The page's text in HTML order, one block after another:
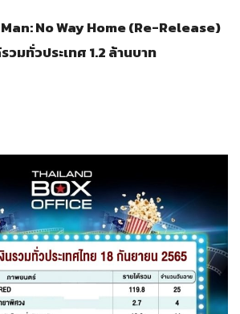
No Way Home (Re-Release)
วมทั่วประเทศ 1.2 ล้านบาท